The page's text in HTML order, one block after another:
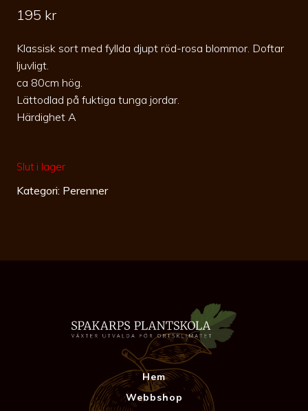
195 kr
Klassisk sort med fyllda djupt röd-rosa blommor. Doftar
ljuvligt.
ca 80cm hög.
Lättodlad på fuktiga tunga jordar.
Härdighet A
Slut i lager
Kategori: Perenner
Hem
Webbshop